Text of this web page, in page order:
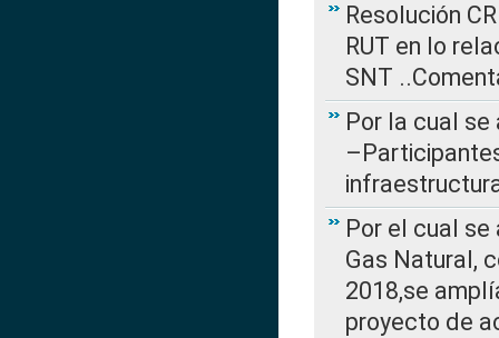
Resolución
RUT en lo
SNT
Por la cual se
Por el cual
Gas Natural,
2018,se
proyecto de